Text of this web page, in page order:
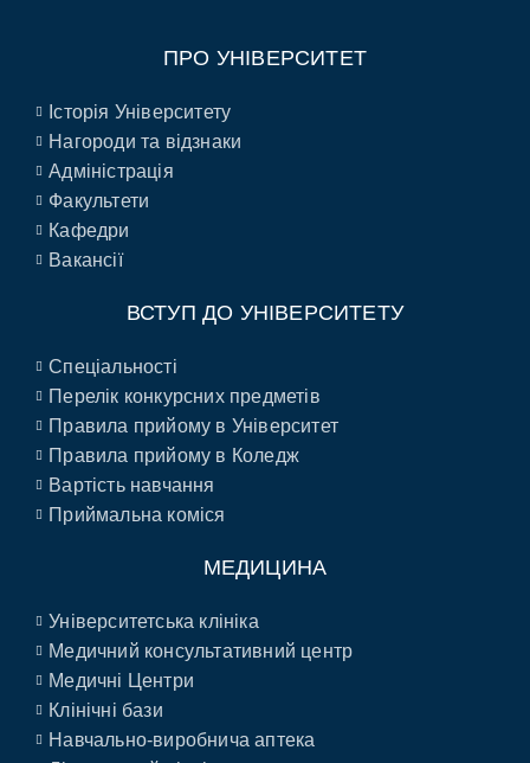
ПРО УНІВЕРСИТЕТ
Історія Університету
Нагороди та відзнаки
Адміністрація
Факультети
Кафедри
Вакансії
ВСТУП ДО УНІВЕРСИТЕТУ
Спеціальності
Перелік конкурсних предметів
Правила прийому в Університет
Правила прийому в Коледж
Вартість навчання
Приймальна коміся
МЕДИЦИНА
Університетська клініка
Медичний консультативний центр
Медичні Центри
Клінічні бази
Навчально-виробнича аптека